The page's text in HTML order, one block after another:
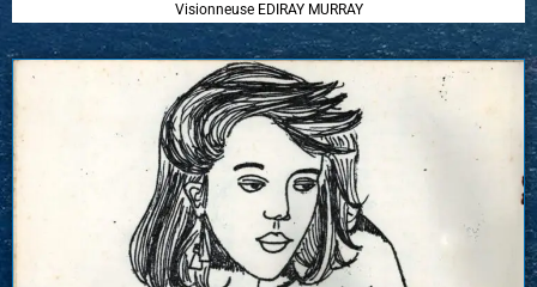
Visionneuse EDIRAY MURRAY